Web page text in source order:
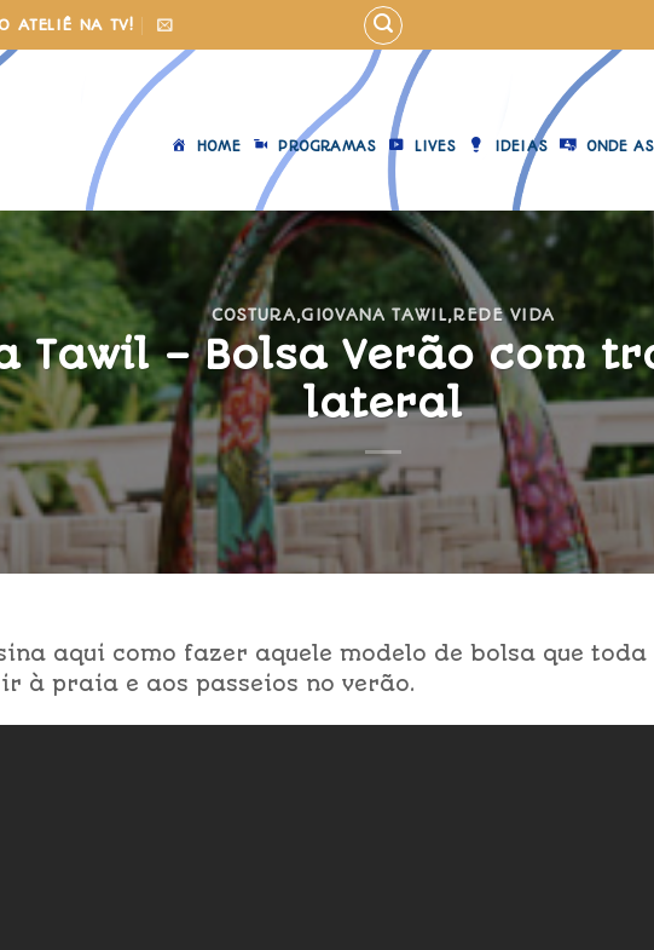
ATELIÊ NA TV!
HOME PROGRAMAS LIVES IDEIAS ONDE
COSTURA,GIOVANA TAWIL,REDE VIDA
Tawil – Bolsa Verão com
lateral
aqui como fazer aquele modelo de bolsa que toda
à praia e aos passeios no verão.